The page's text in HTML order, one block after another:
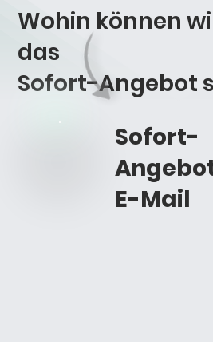
Wohin können
das
Sofort-Angebot
Sofort-
E-Mail